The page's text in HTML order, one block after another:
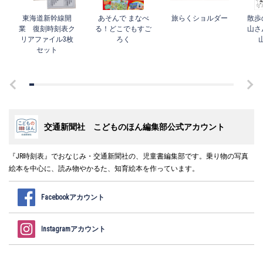
東海道新幹線開
業 復刻時刻表ク
リアファイル3枚
セット
あそんで まなべ
る！どこでもすご
ろく
旅らくショルダー
散歩
山さ
交通新聞社 こどものほん編集部公式アカウント
『JR時刻表』でおなじみ・交通新聞社の、児童書編集部です。乗り物の写真
絵本を中心に、読み物やかるた、知育絵本を作っています。
Facebookアカウント
Instagramアカウント